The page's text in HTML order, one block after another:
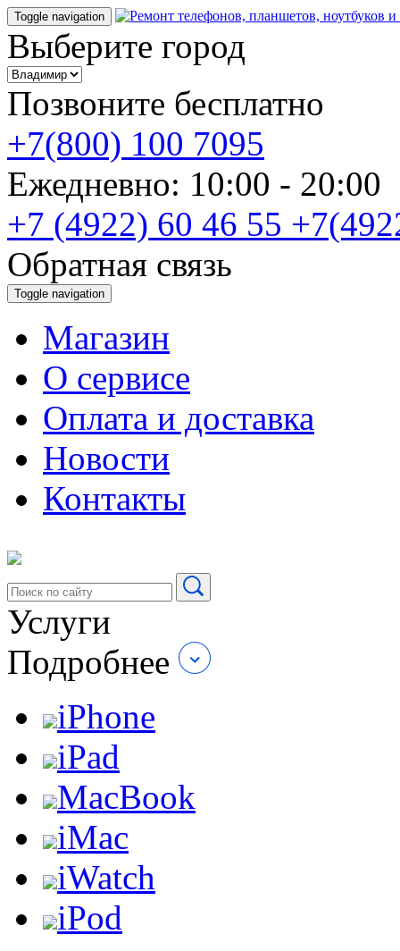
Toggle navigation
Выберите город
Позвоните бесплатно
+7(800) 100 7095
Ежедневно: 10:00 -
+7 (4922) 60 46 55
Обратная связь
Toggle navigation
Магазин
О cервисе
Оплата и доставка
Новости
Контакты
Услуги
Подробнее
iPhone
iPad
MacBook
iMac
iWatch
iPod